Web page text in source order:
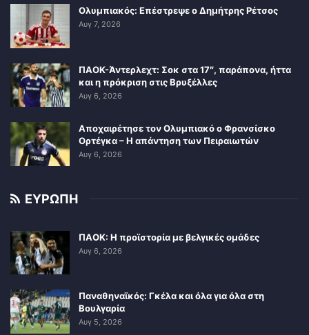
Ολυμπιακός: Επέστρεψε ο Δημήτρης Ρέτσος
Αυγ 7, 2026
ΠΑΟΚ-Άντερλεχτ: Σοκ στα 17″, παράπονα, ήττα
και η πρόκριση στις Βρυξέλλες
Αυγ 6, 2026
Αποχαιρέτησε τον Ολυμπιακό ο Φρανσίσκο
Ορτέγκα – Η απάντηση των Πειραιωτών
Αυγ 6, 2026
ΕΥΡΩΠΗ
ΠΑΟΚ: Η προϊστορία με βελγικές ομάδες
Αυγ 6, 2026
Παναθηναϊκός: Γκέλα και όλα για όλα στη
Βουλγαρία
Αυγ 5, 2026